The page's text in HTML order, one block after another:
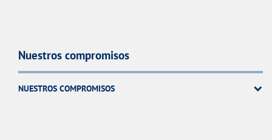
Nuestros compromisos
NUESTROS COMPROMISOS